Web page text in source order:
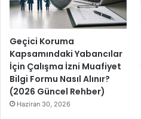
Geçici Koruma
Kapsamındaki Yabancılar
İçin Çalışma İzni Muafiyet
Bilgi Formu Nasıl Alınır?
(2026 Güncel Rehber)
Haziran 30, 2026